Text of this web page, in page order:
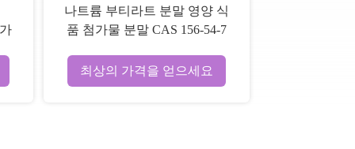
나트륨 부티라트 분말 영양 식
품 첨가물 분말 CAS 156-54-7
최상의 가격을 얻으세요